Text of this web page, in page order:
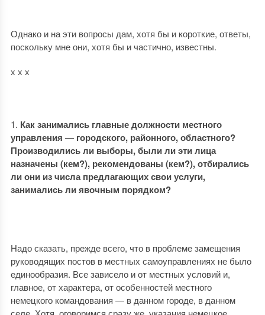
Однако и на эти вопросы дам, хотя бы и короткие, ответы,
поскольку мне они, хотя бы и частично, известны.
х х х
Как занимались главные должности местного
управления — городского, районного, областного?
Производились ли выборы, были ли эти лица
назначены (кем?), рекомендованы (кем?), отбирались
ли они из числа предлагающих свои услуги,
занимались ли явочным порядком?
Надо сказать, прежде всего, что в проблеме замещения
руководящих постов в местных самоуправлениях не было
единообразия. Все зависело и от местных условий и,
главное, от характера, от особенностей местного
немецкого командования — в данном городе, в данном